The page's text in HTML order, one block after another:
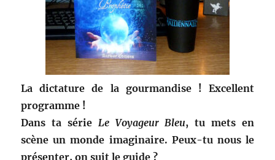
La dictature de la gourmandise ! Excellent
programme !
Dans ta série Le Voyageur Bleu, tu mets en
scène un monde imaginaire. Peux-tu nous le
présenter, on suit le guide ?